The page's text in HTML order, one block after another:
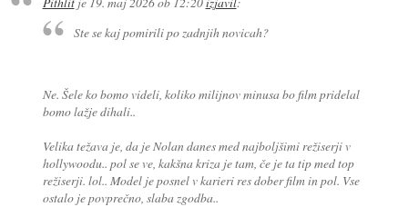
Ste se kaj pomirili po zadnjih novicah?
Ne. Šele ko bomo videli, koliko milijnov minusa bo film pridelal
bomo lažje dihali..
Velika težava je, da je Nolan danes med najboljšimi režiserji v
hollywoodu.. pol se ve, kakšna kriza je tam, če je ta tip med top
režiserji. lol.. Model je posnel v karieri res dober film in pol. Vse
ostalo je povprečno, slaba zgodba..